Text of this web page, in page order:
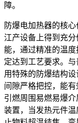
障。
防爆电加热器的核
江产设备上得到充
能，通过精准的温
定达到工艺要求。
用特殊的防爆结构
间隙严格把控，能
引燃周围易燃易爆
装置，当发热元件